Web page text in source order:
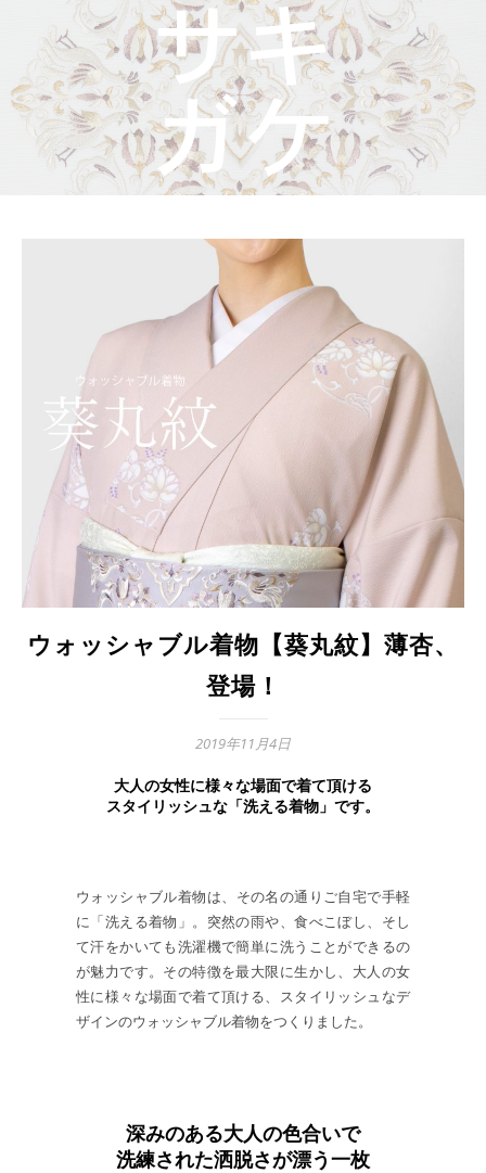
ウォッシャブル着物【葵丸紋】薄杏、
登場！
2019年11月4日
大人の女性に様々な場面で着て頂ける
スタイリッシュな「洗える着物」です。
ウォッシャブル着物は、その名の通りご自宅で手軽
に「洗える着物」。突然の雨や、食べこぼし、そし
て汗をかいても洗濯機で簡単に洗うことができるの
が魅力です。その特徴を最大限に生かし、大人の女
性に様々な場面で着て頂ける、スタイリッシュなデ
ザインのウォッシャブル着物をつくりました。
深みのある大人の色合いで
洗練された洒脱さが漂う一枚